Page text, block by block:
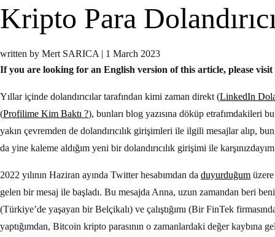
Kripto Para
written by Mert SARICA | 1 March 2023
If you are looking for an English version of this article, please visit
Yıllar içinde dolandırıcılar tarafından kimi zaman direkt (LinkedIn
(Profilime Kim Baktı ?), bunları blog yazısına döküp etrafımdakileri
yakın çevremden de dolandırıcılık girişimleri ile ilgili mesajlar alıp,
da yine kaleme aldığım yeni bir dolandırıcılık girişimi ile
2022 yılının Haziran ayında Twitter hesabımdan da duyurduğum
gelen bir mesaj ile başladı. Bu mesajda Anna, uzun zamandan beri
(Türkiye’de yaşayan bir Belçikalı) ve çalıştığımı (Bir FinTek
yaptığımdan, Bitcoin kripto parasının o zamanlardaki değer kaybına